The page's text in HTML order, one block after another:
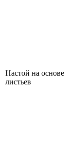
Настой на основе
листьев